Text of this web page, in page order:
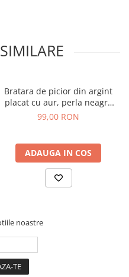
Bratara de picior din argint
placat cu aur, perla neagra
de cultura, 22-27 cm
99,00 RON
ADAUGA IN COS
noastre